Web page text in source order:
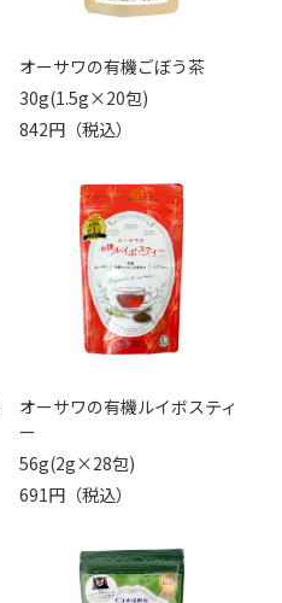
オーサワの有機ごぼう茶
30g(1.5g×20包)
842円（税込）
オーサワの有機ルイボスティ
ー
56g(2g×28包)
691円（税込）